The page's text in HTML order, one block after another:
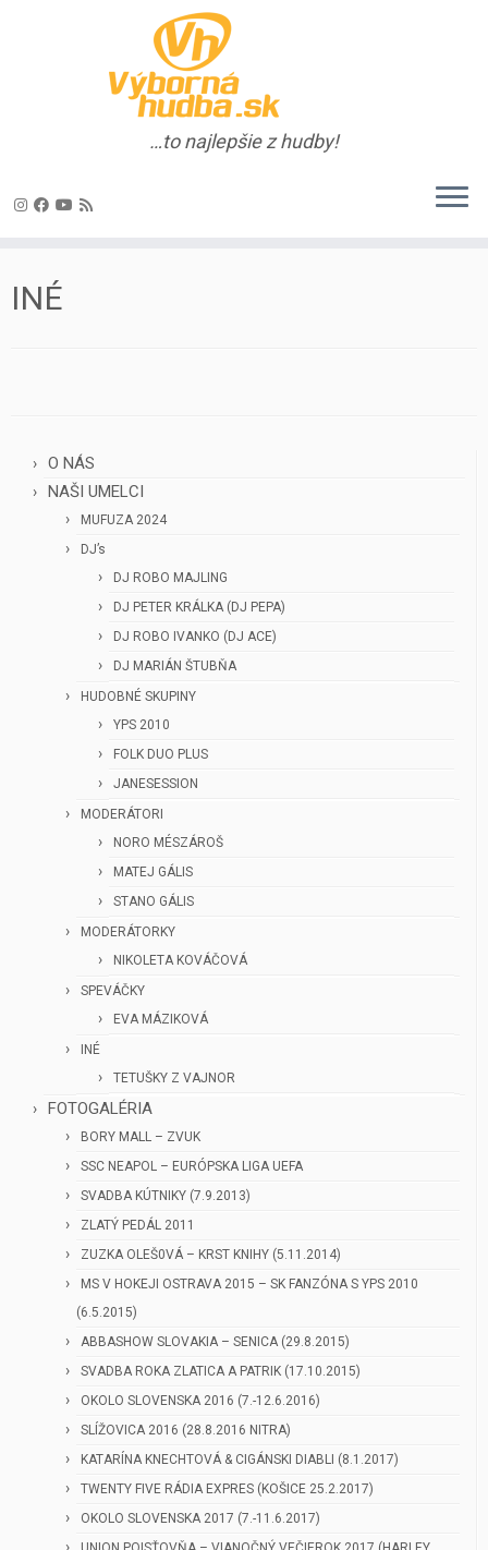
content
…to najlepšie z hudby!
INÉ
O NÁS
NAŠI UMELCI
MUFUZA 2024
DJ’s
DJ ROBO MAJLING
DJ PETER KRÁLKA (DJ PEPA)
DJ ROBO IVANKO (DJ ACE)
DJ MARIÁN ŠTUBŇA
HUDOBNÉ SKUPINY
YPS 2010
FOLK DUO PLUS
JANESESSION
MODERÁTORI
NORO MÉSZÁROŠ
MATEJ GÁLIS
STANO GÁLIS
MODERÁTORKY
NIKOLETA KOVÁČOVÁ
SPEVÁČKY
EVA MÁZIKOVÁ
INÉ
TETUŠKY Z VAJNOR
FOTOGALÉRIA
BORY MALL – ZVUK
SSC NEAPOL – EURÓPSKA LIGA UEFA
SVADBA KÚTNIKY (7.9.2013)
ZLATÝ PEDÁL 2011
ZUZKA OLEŠ0VÁ – KRST KNIHY (5.11.2014)
MS V HOKEJI OSTRAVA 2015 – SK FANZÓNA S YPS 2010
(6.5.2015)
ABBASHOW SLOVAKIA – SENICA (29.8.2015)
SVADBA ROKA ZLATICA A PATRIK (17.10.2015)
OKOLO SLOVENSKA 2016 (7.-12.6.2016)
SLÍŽOVICA 2016 (28.8.2016 NITRA)
KATARÍNA KNECHTOVÁ & CIGÁNSKI DIABLI (8.1.2017)
TWENTY FIVE RÁDIA EXPRES (KOŠICE 25.2.2017)
OKOLO SLOVENSKA 2017 (7.-11.6.2017)